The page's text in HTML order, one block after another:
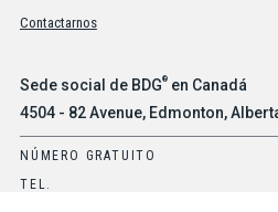
Contactarnos
Sede social de BDG®en Canadá
4504 - 82 Avenue, Edmonton,
NÚMERO GRATUITO
TEL.